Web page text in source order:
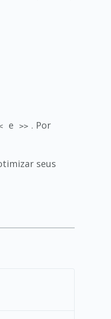
e >> . Por
seus